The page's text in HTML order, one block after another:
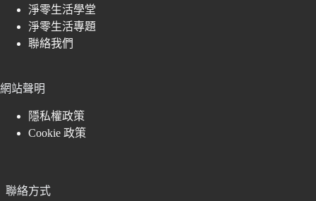
淨零生活學堂
淨零生活專題
聯絡我們
網站聲明
隱私權政策
Cookie 政策
聯絡方式